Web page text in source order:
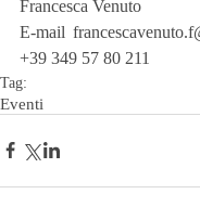
Francesca Venuto
E-mail
+39 349 57 80 211
Tag:
Eventi